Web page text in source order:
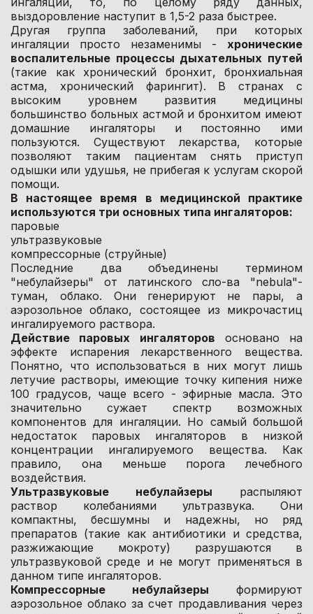
выздоровление наступит в 1,5-2 раза быстрее.
Другая группа заболеваний, при которых
ингаляции просто незаменимы - хронические
воспалительные процессы дыхательных путей
(такие как хронический бронхит, бронхиальная
астма, хронический фарингит). В странах с
высоким уровнем развития медицины
большинство больных астмой и бронхитом имеют
домашние ингаляторы и постоянно ими
пользуются. Существуют лекарства, которые
позволяют таким пациентам снять приступ
одышки или удушья, не прибегая к услугам скорой
помощи.
В настоящее время в медицинской практике
используются три основных типа ингаляторов:
паровые
ультразвуковые
компрессорные (струйные)
Последние два объединены термином
"небулайзеры" от латинского сло-ва "nebula"-
туман, облако. Они генерируют не пары, а
аэрозольное облако, состоящее из микрочастиц
ингалируемого раствора.
Действие паровых ингаляторов основано на
эффекте испарения лекарственного вещества.
Понятно, что использоваться в них могут лишь
летучие растворы, имеющие точку кипения ниже
100 градусов, чаще всего - эфирные масла. Это
значительно сужает спектр возможных
компонентов для ингаляции. Но самый большой
недостаток паровых ингаляторов в низкой
концентрации ингалируемого вещества. Как
правило, она меньше порога лечебного
воздействия.
Ультразвуковые небулайзеры распыляют
раствор колебаниями ультразвука. Они
компактны, бесшумны и надежны, но ряд
препаратов (такие как антибиотики и средства,
разжижающие мокроту) разрушаются в
ультразвуковой среде и не могут применяться в
данном типе ингаляторов.
Компрессорные небулайзеры формируют
аэрозольное облако за счет продавливания через